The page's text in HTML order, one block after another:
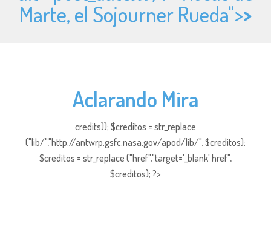
Marte, el Sojourner Rueda">>
Aclarando Mira
credits)); $creditos = str_replace
("lib/","http://antwrp.gsfc.nasa.gov/apod/lib/", $creditos);
$creditos = str_replace ("href","target='_blank' href",
$creditos); ?>